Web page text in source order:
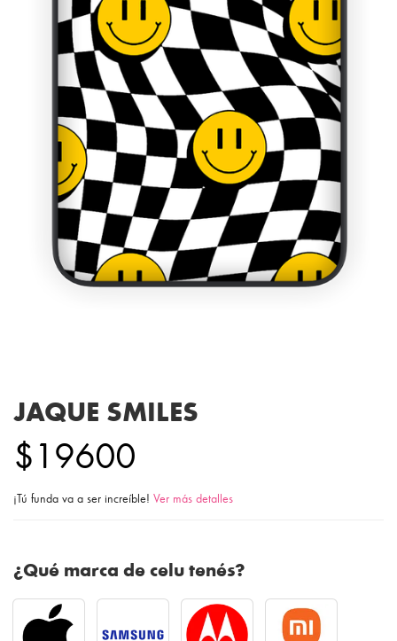
JAQUE SMILES
$19600
¡Tú funda va a ser increíble! Ver más detalles
¿Qué marca de celu tenés?